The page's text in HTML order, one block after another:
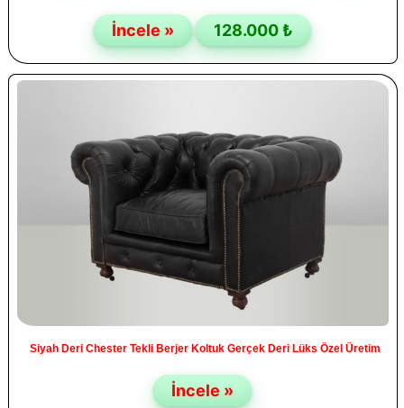
İncele » 128.000 ₺
Siyah Deri Chester Tekli Berjer Koltuk Gerçek Deri Lüks Özel Üretim
İncele »